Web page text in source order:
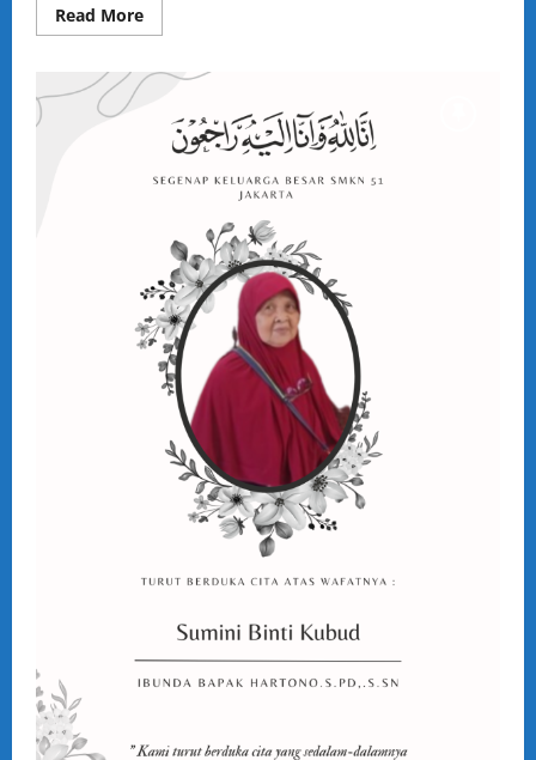
Read MoreRead
more
Film
“Setan
Malam
Kamis
Karya
SMK
Jurusan
Film